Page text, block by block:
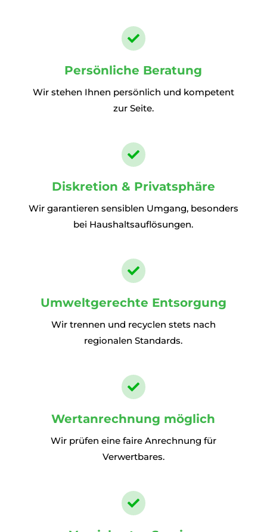

Persönliche Beratung
Wir stehen Ihnen persönlich und kompetent
zur Seite.

Diskretion & Privatsphäre
Wir garantieren sensiblen Umgang, besonders
bei Haushaltsauflösungen.

Umweltgerechte Entsorgung
Wir trennen und recyclen stets nach
regionalen Standards.

Wertanrechnung möglich
Wir prüfen eine faire Anrechnung für
Verwertbares.
